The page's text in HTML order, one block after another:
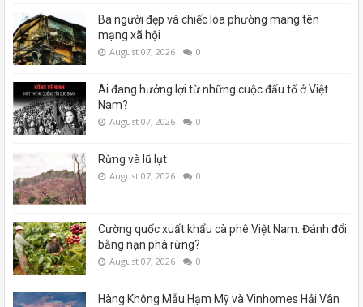
Ba người đẹp và chiếc loa phường mang tên
mạng xã hội
August 07, 2026 0
Ai đang hưởng lợi từ những cuộc đấu tố ở Việt
Nam?
August 07, 2026 0
Rừng và lũ lụt
August 07, 2026 0
Cường quốc xuất khẩu cà phê Việt Nam: Đánh đổi
bằng nạn phá rừng?
August 07, 2026 0
Hàng Không Mẫu Hạm Mỹ và Vinhomes Hải Vân